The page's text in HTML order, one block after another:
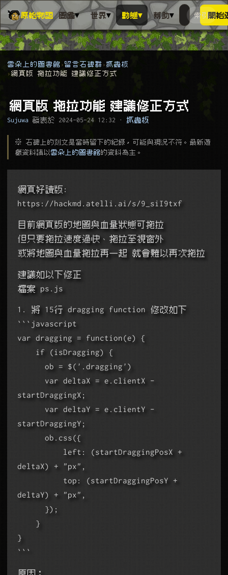
原始物語 圖鑑▾ 世界▾ 動態▾ 幫助▾
搜尋萬物
搜人物、
索引開始
雲朵上的圖書館 留言石碑群 抓蟲板
網頁版 拖拉功能 建議修正方式
網頁版 拖拉功能 建議修正方式
Sujuwa 發表於 2024-05-24 12:32 · 抓蟲板
※ 石碑上的刻文是當時留下的紀錄，可能與現況不符。最新遊
戲資料請以 雲朵上的圖書館的資料為主。
網頁好讀版:
https://hackmd.atelli.ai/s/9_siI9txf
目前網頁版的地圖與血量狀態可拖拉
但只要拖拉速度過快、拖拉至視窗外
或將地圖與血量拖拉再一起 就會難以再次拖拉
建議如以下修正
檔案 ps.js
1. 將 15行 dragging function 修改如下
```javascript
var dragging = function(e) {
    if (isDragging) {
      ob = $('.dragging')
startDraggingX;
startDraggingY;
      ob.css({
deltaX) + "px",
deltaY) + "px",
      });
    }
}
```
原因：